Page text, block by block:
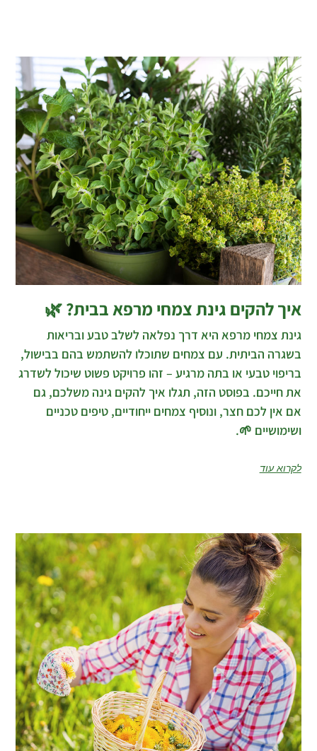
איך להקים גינת צמחי מרפא בבית? 🌿
גינת צמחי מרפא היא דרך נפלאה לשלב טבע ובריאות
בשגרה הביתית. עם צמחים שתוכלו להשתמש בהם בבישול,
בריפוי טבעי או בתה מרגיע – זהו פרויקט פשוט שיכול לשדרג
את חייכם. בפוסט הזה, תגלו איך להקים גינה משלכם, גם
אם אין לכם חצר, ונוסיף צמחים ייחודיים, טיפים טכניים
ושימושיים 🌱.
לקרוא עוד